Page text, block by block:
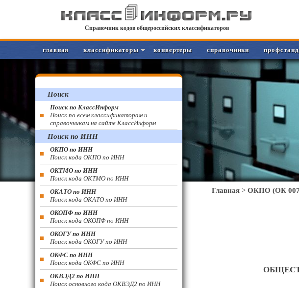
Справочник кодов общероссийских классификаторов
главная классификаторы конвертеры справочники
Главная > ОКПО (ОК
Поиск
Поиск по КлассИнформ
Поиск по всем классификаторам и
справочникам на сайте КлассИнформ
Поиск по ИНН
ОКПО по ИНН
Поиск кода ОКПО по ИНН
ОКТМО по ИНН
Поиск кода ОКТМО по ИНН
ОКАТО по ИНН
Поиск кода ОКАТО по ИНН
ОКОПФ по ИНН
Поиск кода ОКОПФ по ИНН
ОКОГУ по ИНН
Поиск кода ОКОГУ по ИНН
ОКФС по ИНН
Поиск кода ОКФС по ИНН
ОКВЭД2 по ИНН
Поиск основного кода ОКВЭД2 по ИНН